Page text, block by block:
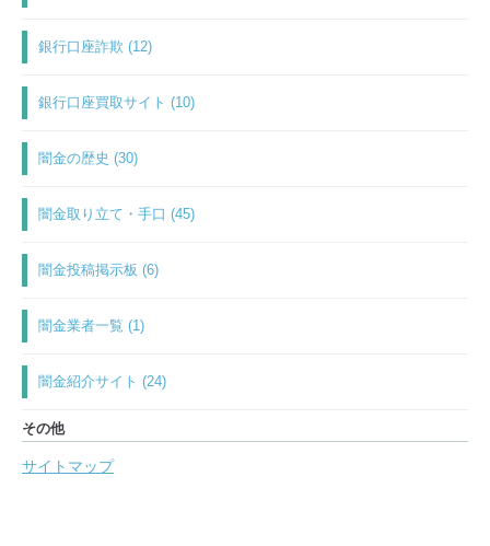
銀行口座詐欺 (12)
銀行口座買取サイト (10)
闇金の歴史 (30)
闇金取り立て・手口 (45)
闇金投稿掲示板 (6)
闇金業者一覧 (1)
闇金紹介サイト (24)
その他
サイトマップ